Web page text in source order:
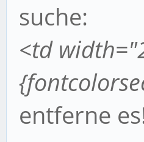
suche:
<td
entferne